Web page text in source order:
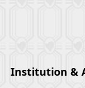
Institution &